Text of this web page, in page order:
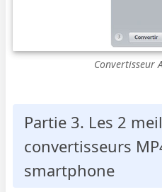
Convertisseur
Partie 3. Les 2
convertisseurs
smartphone